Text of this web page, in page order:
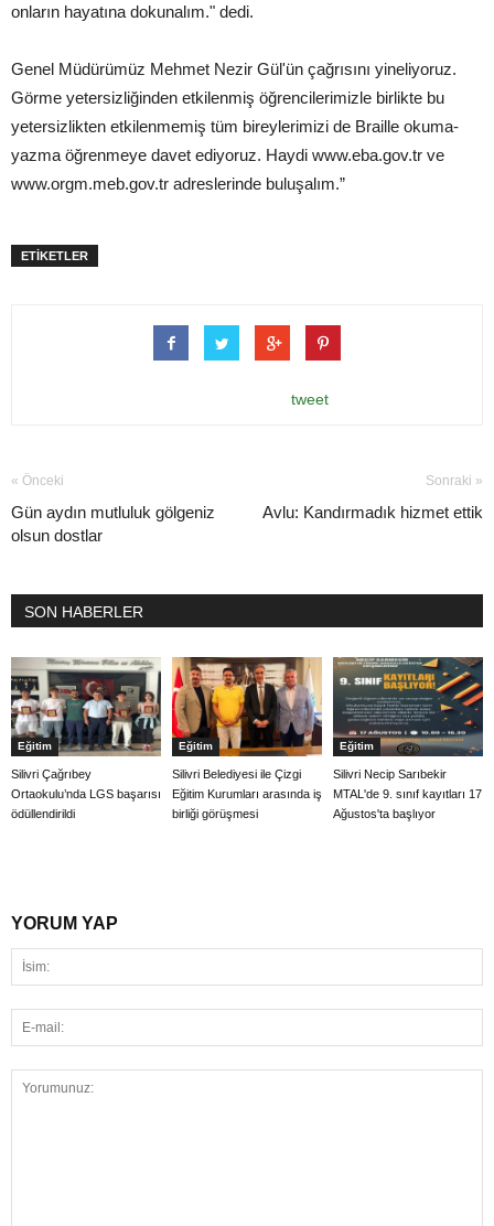
onların hayatına dokunalım." dedi.
Genel Müdürümüz Mehmet Nezir Gül'ün çağrısını yineliyoruz.
Görme yetersizliğinden etkilenmiş öğrencilerimizle birlikte bu
yetersizlikten etkilenmemiş tüm bireylerimizi de Braille okuma-
yazma öğrenmeye davet ediyoruz. Haydi www.eba.gov.tr ve
www.orgm.meb.gov.tr adreslerinde buluşalım.”
ETİKETLER
tweet
« Önceki
Gün aydın mutluluk gölgeniz
olsun dostlar
Sonraki »
Avlu: Kandırmadık hizmet ettik
SON HABERLER
Eğitim
Silivri Çağrıbey
Ortaokulu’nda LGS başarısı
ödüllendirildi
Eğitim
Silivri Belediyesi ile Çizgi
Eğitim Kurumları arasında iş
birliği görüşmesi
Eğitim
Silivri Necip Sarıbekir
MTAL'de 9. sınıf kayıtları 17
Ağustos'ta başlıyor
YORUM YAP